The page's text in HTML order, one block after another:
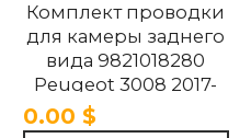
Комплект проводки
для камеры заднего
вида 9821018280
Peugeot 3008 2017-
0.00 $